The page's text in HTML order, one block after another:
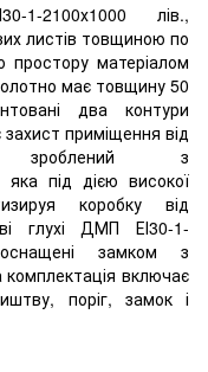
1-2100х1000 лів.,
листів товщиною по
простору матеріалом
має товщину 50
два контури
приміщення від
з
яка під дією високої
коробку від
глухі ДМП ЕІ30-1-
замком з
комплектація включає
поріг, замок і